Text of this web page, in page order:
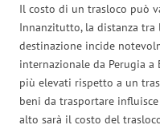
Il costo di un trasloco può
Innanzitutto, la distanza tra
destinazione incide
internazionale da Perugia
più elevati rispetto a un
beni da trasportare
alto sarà il costo del